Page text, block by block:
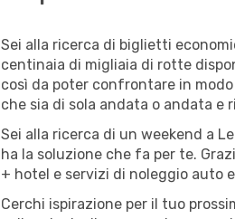
Sei alla ricerca di biglietti
centinaia di migliaia di rotte
così da poter confrontare in
che sia di sola andata o andata e
Sei alla ricerca di un weekend a
ha la soluzione che fa per te.
+ hotel e servizi di noleggio auto
Cerchi ispirazione per il tuo